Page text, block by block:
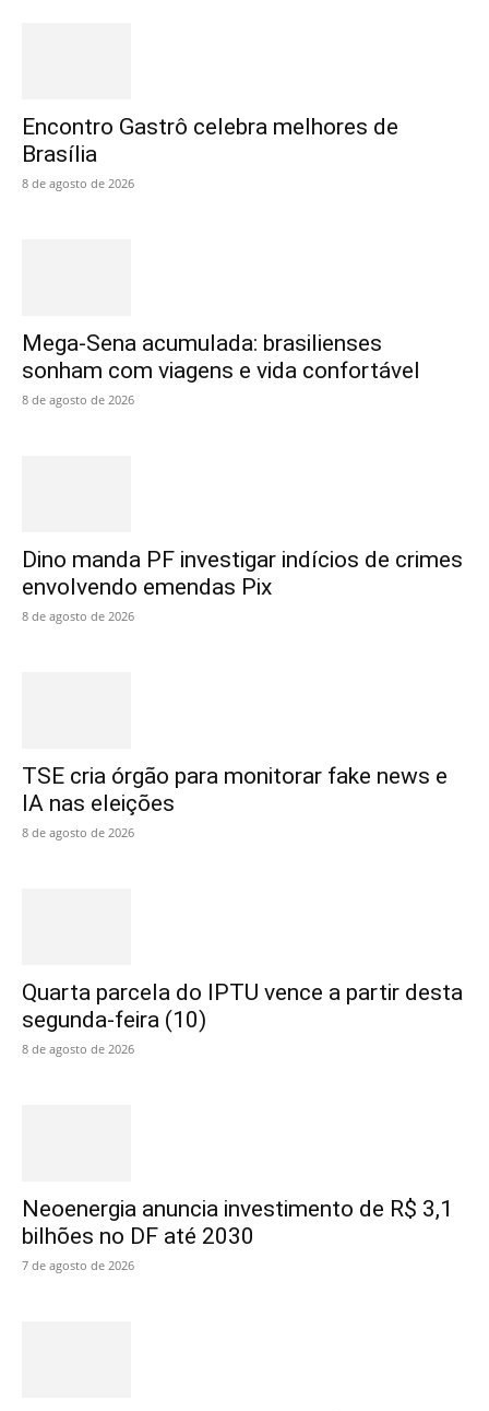
Encontro Gastrô celebra melhores de
Brasília
8 de agosto de 2026
Mega-Sena acumulada: brasilienses
sonham com viagens e vida confortável
8 de agosto de 2026
Dino manda PF investigar indícios de crimes
envolvendo emendas Pix
8 de agosto de 2026
TSE cria órgão para monitorar fake news e
IA nas eleições
8 de agosto de 2026
Quarta parcela do IPTU vence a partir desta
segunda-feira (10)
8 de agosto de 2026
Neoenergia anuncia investimento de R$ 3,1
bilhões no DF até 2030
7 de agosto de 2026